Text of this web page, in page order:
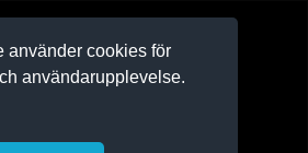
använder cookies för
användarupplevelse.